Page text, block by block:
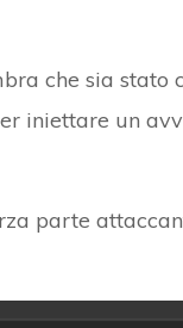
che sia stato
iniettare un
parte